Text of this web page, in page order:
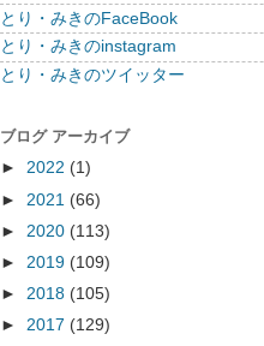
とり・みきのFaceBook
とり・みきのinstagram
とり・みきのツイッター
ブログ アーカイブ
► 2022 (1)
► 2021 (66)
► 2020 (113)
► 2019 (109)
► 2018 (105)
► 2017 (129)